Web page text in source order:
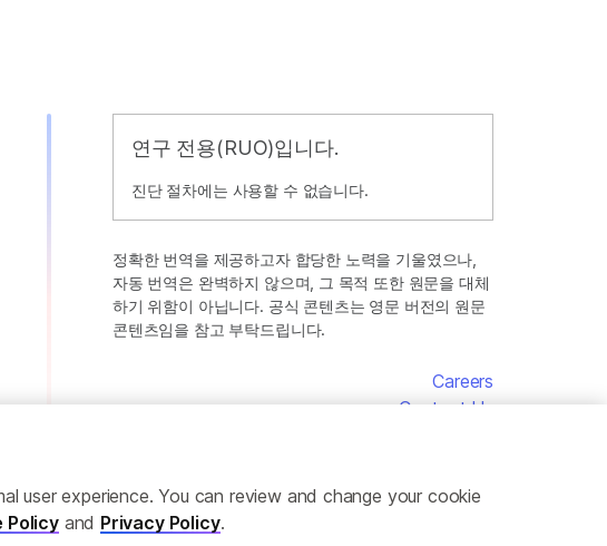
연구 전용(RUO)입니다.
진단 절차에는 사용할 수 없습니다.
정확한 번역을 제공하고자 합당한 노력을 기울였으나,
자동 번역은 완벽하지 않으며, 그 목적 또한 원문을 대체
하기 위함이 아닙니다. 공식 콘텐츠는 영문 버전의 원문
콘텐츠임을 참고 부탁드립니다.
Careers
Contact Us
user experience. You can review and change your cookie
Policyand Privacy Policy.